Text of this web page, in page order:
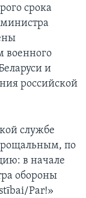
срока
военного
и
российской
службе
по
в начале
обороны
Par!»